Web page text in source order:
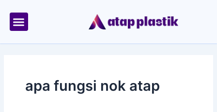
content
apa fungsi nok atap